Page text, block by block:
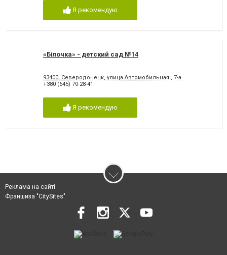
Я рекомендую
«Білочка» - детский сад №14
93400, Северодонецк, улица Автомобильная , 7-а
+380 (645) 70-28-41
Я рекомендую
Реклама на сайті
Франшиза "CitySites"